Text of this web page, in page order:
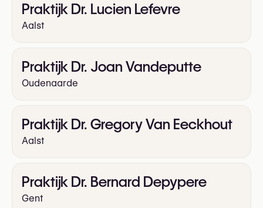
Praktijk Dr. Lucien Lefevre
Aalst
Praktijk Dr. Joan Vandeputte
Oudenaarde
Praktijk Dr. Gregory Van Eeckhout
Aalst
Praktijk Dr. Bernard Depypere
Gent